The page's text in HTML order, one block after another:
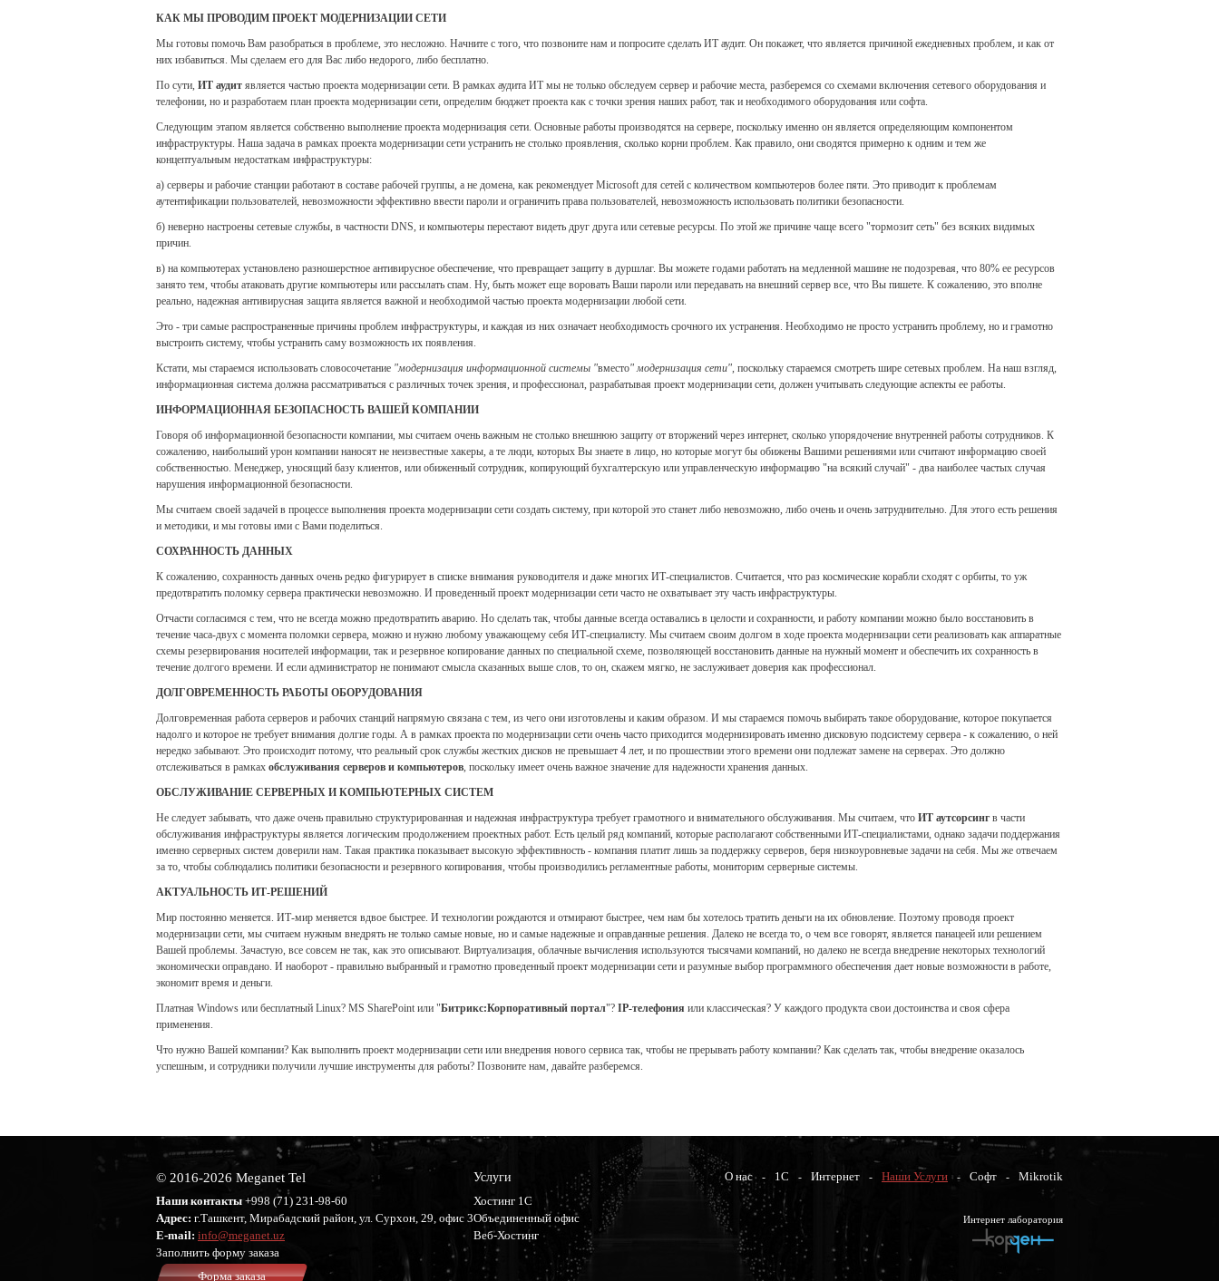
КАК МЫ ПРОВОДИМ ПРОЕКТ МОДЕРНИЗАЦИИ СЕТИ
Мы готовы помочь Вам разобраться в проблеме, это несложно. Начните с того, что позвоните нам и попросите сделать ИТ аудит. Он покажет, что является причиной ежедневных проблем, и как от
них избавиться. Мы сделаем его для Вас либо недорого, либо бесплатно.
По сути, ИТ аудит является частью проекта модернизации сети. В рамках аудита ИТ мы не только обследуем сервер и рабочие места, разберемся со схемами включения сетевого оборудования и
телефонии, но и разработаем план проекта модернизации сети, определим бюджет проекта как с точки зрения наших работ, так и необходимого оборудования или софта.
Следующим этапом является собственно выполнение проекта модернизация сети. Основные работы производятся на сервере, поскольку именно он является определяющим компонентом
инфраструктуры. Наша задача в рамках проекта модернизации сети устранить не столько проявления, сколько корни проблем. Как правило, они сводятся примерно к одним и тем же
концептуальным недостаткам инфраструктуры:
а) серверы и рабочие станции работают в составе рабочей группы, а не домена, как рекомендует Microsoft для сетей с количеством компьютеров более пяти. Это приводит к проблемам
аутентификации пользователей, невозможности эффективно ввести пароли и ограничить права пользователей, невозможность использовать политики безопасности.
б) неверно настроены сетевые службы, в частности DNS, и компьютеры перестают видеть друг друга или сетевые ресурсы. По этой же причине чаще всего "тормозит сеть" без всяких видимых
причин.
в) на компьютерах установлено разношерстное антивирусное обеспечение, что превращает защиту в дуршлаг. Вы можете годами работать на медленной машине не подозревая, что 80% ее ресурсов
занято тем, чтобы атаковать другие компьютеры или рассылать спам. Ну, быть может еще воровать Ваши пароли или передавать на внешний сервер все, что Вы пишете. К сожалению, это вполне
реально, надежная антивирусная защита является важной и необходимой частью проекта модернизации любой сети.
Это - три самые распространенные причины проблем инфраструктуры, и каждая из них означает необходимость срочного их устранения. Необходимо не просто устранить проблему, но и грамотно
выстроить систему, чтобы устранить саму возможность их появления.
Кстати, мы стараемся использовать словосочетание "модернизация информационной системы "вместо" модернизация сети", поскольку стараемся смотреть шире сетевых проблем. На наш взгляд,
информационная система должна рассматриваться с различных точек зрения, и профессионал, разрабатывая проект модернизации сети, должен учитывать следующие аспекты ее работы.
ИНФОРМАЦИОННАЯ БЕЗОПАСНОСТЬ ВАШЕЙ КОМПАНИИ
Говоря об информационной безопасности компании, мы считаем очень важным не столько внешнюю защиту от вторжений через интернет, сколько упорядочение внутренней работы сотрудников. К
сожалению, наибольший урон компании наносят не неизвестные хакеры, а те люди, которых Вы знаете в лицо, но которые могут бы обижены Вашими решениями или считают информацию своей
собственностью. Менеджер, уносящий базу клиентов, или обиженный сотрудник, копирующий бухгалтерскую или управленческую информацию "на всякий случай" - два наиболее частых случая
нарушения информационной безопасности.
Мы считаем своей задачей в процессе выполнения проекта модернизации сети создать систему, при которой это станет либо невозможно, либо очень и очень затруднительно. Для этого есть решения
и методики, и мы готовы ими с Вами поделиться.
СОХРАННОСТЬ ДАННЫХ
К сожалению, сохранность данных очень редко фигурирует в списке внимания руководителя и даже многих ИТ-специалистов. Считается, что раз космические корабли сходят с орбиты, то уж
предотвратить поломку сервера практически невозможно. И проведенный проект модернизации сети часто не охватывает эту часть инфраструктуры.
Отчасти согласимся с тем, что не всегда можно предотвратить аварию. Но сделать так, чтобы данные всегда оставались в целости и сохранности, и работу компании можно было восстановить в
течение часа-двух с момента поломки сервера, можно и нужно любому уважающему себя ИТ-специалисту. Мы считаем своим долгом в ходе проекта модернизации сети реализовать как аппаратные
схемы резервирования носителей информации, так и резервное копирование данных по специальной схеме, позволяющей восстановить данные на нужный момент и обеспечить их сохранность в
течение долгого времени. И если администратор не понимают смысла сказанных выше слов, то он, скажем мягко, не заслуживает доверия как профессионал.
ДОЛГОВРЕМЕННОСТЬ РАБОТЫ ОБОРУДОВАНИЯ
Долговременная работа серверов и рабочих станций напрямую связана с тем, из чего они изготовлены и каким образом. И мы стараемся помочь выбирать такое оборудование, которое покупается
надолго и которое не требует внимания долгие годы. А в рамках проекта по модернизации сети очень часто приходится модернизировать именно дисковую подсистему сервера - к сожалению, о ней
нередко забывают. Это происходит потому, что реальный срок службы жестких дисков не превышает 4 лет, и по прошествии этого времени они подлежат замене на серверах. Это должно
отслеживаться в рамках обслуживания серверов и компьютеров, поскольку имеет очень важное значение для надежности хранения данных.
ОБСЛУЖИВАНИЕ СЕРВЕРНЫХ И КОМПЬЮТЕРНЫХ СИСТЕМ
Не следует забывать, что даже очень правильно структурированная и надежная инфраструктура требует грамотного и внимательного обслуживания. Мы считаем, что ИТ аутсорсингв части
обслуживания инфраструктуры является логическим продолжением проектных работ. Есть целый ряд компаний, которые располагают собственными ИТ-специалистами, однако задачи поддержания
именно серверных систем доверили нам. Такая практика показывает высокую эффективность - компания платит лишь за поддержку серверов, беря низкоуровневые задачи на себя. Мы же отвечаем
за то, чтобы соблюдались политики безопасности и резервного копирования, чтобы производились регламентные работы, мониторим серверные системы.
АКТУАЛЬНОСТЬ ИТ-РЕШЕНИЙ
Мир постоянно меняется. ИТ-мир меняется вдвое быстрее. И технологии рождаются и отмирают быстрее, чем нам бы хотелось тратить деньги на их обновление. Поэтому проводя проект
модернизации сети, мы считаем нужным внедрять не только самые новые, но и самые надежные и оправданные решения. Далеко не всегда то, о чем все говорят, является панацеей или решением
Вашей проблемы. Зачастую, все совсем не так, как это описывают. Виртуализация, облачные вычисления используются тысячами компаний, но далеко не всегда внедрение некоторых технологий
экономически оправдано. И наоборот - правильно выбранный и грамотно проведенный проект модернизации сети и разумные выбор программного обеспечения дает новые возможности в работе,
экономит время и деньги.
Платная Windows или бесплатный Linux? MS SharePoint или "Битрикс:Корпоративный портал"? IP-телефония или классическая? У каждого продукта свои достоинства и своя сфера
применения.
Что нужно Вашей компании? Как выполнить проект модернизации сети или внедрения нового сервиса так, чтобы не прерывать работу компании? Как сделать так, чтобы внедрение оказалось
успешным, и сотрудники получили лучшие инструменты для работы? Позвоните нам, давайте разберемся.
© 2016-2026 Meganet Tel
Наши контакты +998 (71) 231-98-60
Адрес: г.Ташкент, Мирабадский район, ул. Сурхон, 29, офис 3
E-mail: info@meganet.uz
Заполнить форму заказа
Форма заказа
О нас 1С Интернет Наши Услуги Софт Mikrotik
Интернет лаборатория
Услуги
Хостинг 1С
Объединенный офис
Веб-Хостинг